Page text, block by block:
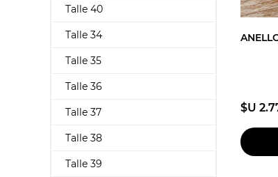
$U
Talle 40
Talle 34
Talle 35
Talle 36
Talle 37
Talle 38
Talle 39